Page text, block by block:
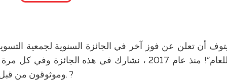
أن تعلن عن فوز آخر في الجائزة السنوية لجمعية
“العلامة التجارية للعام”! منذ عام 2017 ، نشارك في هذه
وموثوقون من قبل العملاء والشركاء. ?